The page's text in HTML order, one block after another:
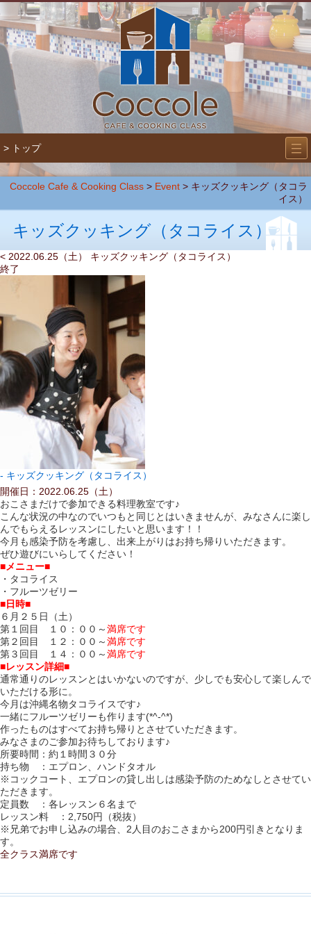
> トップ ―
―
―
Coccole Cafe & Cooking Class > Event > キッズクッキング（タコラ
イス）
キッズクッキング（タコライス）
< 2022.06.25（土） キッズクッキング（タコライス）
終了
キッズクッキング（タコライス）
開催日：2022.06.25（土）
おこさまだけで参加できる料理教室です♪
こんな状況の中なのでいつもと同じとはいきませんが、みなさんに楽し
んでもらえるレッスンにしたいと思います！！
今月も感染予防を考慮し、出来上がりはお持ち帰りいただきます。
ぜひ遊びにいらしてください！
■メニュー■
・タコライス
・フルーツゼリー
■日時■
６月２５日
（土）
第１回目 １０：００～満席です
第２回目 １２：００～満席です
第３回目 １４：００～満席です
■レッスン詳細■
通常通りのレッスンとはいかないのですが、少しでも安心して楽しんで
いただける形に。
今月は沖縄名物タコライスです♪
一緒にフルーツゼリーも作ります(*^-^*)
作ったものはすべてお持ち帰りとさせていただきます。
みなさまのご参加お待ちしております♪
所要時間：約１時間３０分
持ち物 ：エプロン、ハンドタオル
※コックコート、エプロンの貸し出しは感染予防のためなしとさせてい
ただきます。
定員数 ：各レッスン６名まで
レッスン料 ：2,750円（税抜）
※兄弟でお申し込みの場合、2人目のおこさまから200円引きとなりま
す。
全クラス満席です